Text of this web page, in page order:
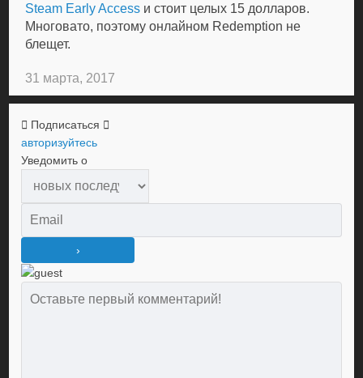
Steam Early Access и стоит целых 15 долларов.
Многовато, поэтому онлайном Redemption не
блещет.
31 марта, 2017
Подписаться
авторизуйтесь
Уведомить о